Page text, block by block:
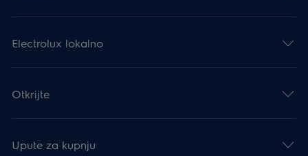
Electrolux lokalno
Otkrijte
Upute za kupnju